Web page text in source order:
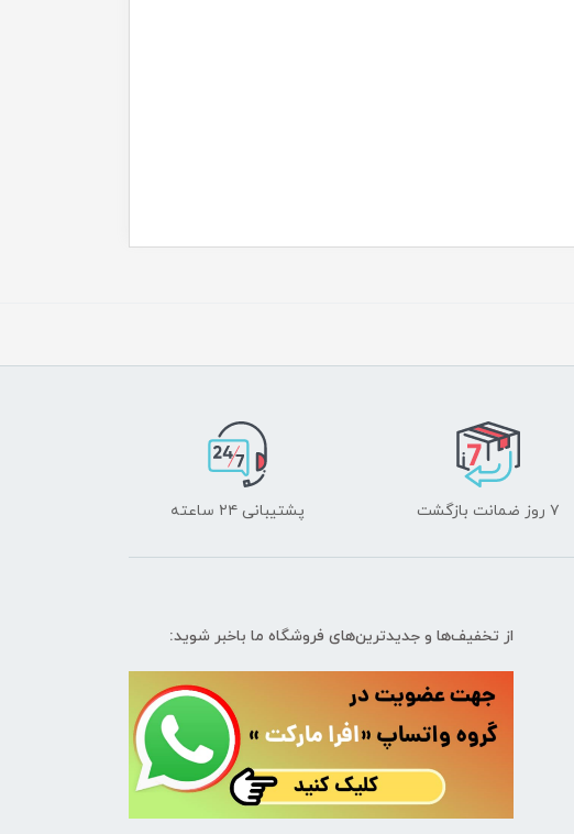
۷ روز ضمانت بازگشت پشتیبانی ۲۴ ساعته
از تخفیف‌ها و جدیدترین‌های فروشگاه ما باخبر شوید: